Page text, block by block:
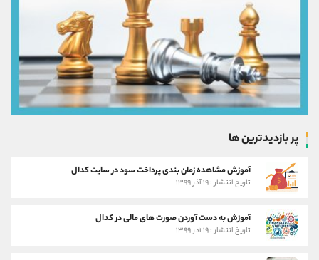
پر بازدیدترین ها
آموزش مشاهده زمان بندی پرداخت سود در سایت کدال
تاریخ انتشار : ۱۹ آذر ۱۳۹۹
آموزش به دست آوردن صورت های مالی در کدال
تاریخ انتشار : ۱۹ آذر ۱۳۹۹